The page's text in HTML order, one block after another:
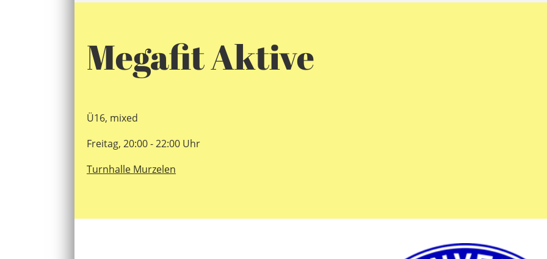
Megafit Aktive
Ü16, mixed
Freitag, 20:00 - 22:00 Uhr
Turnhalle Murzelen